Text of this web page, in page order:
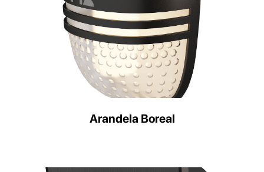
Arandela Boreal